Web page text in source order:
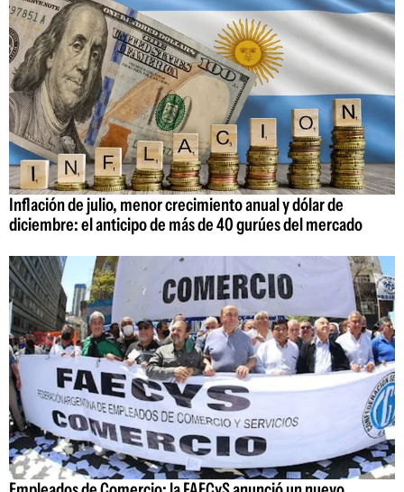
Inflación de julio, menor crecimiento anual y dólar de
diciembre: el anticipo de más de 40 gurúes del mercado